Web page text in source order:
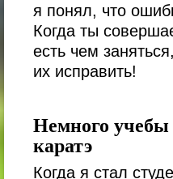
я понял, что
Когда ты
есть чем
их исправить!
Немного
каратэ
Когда я стал